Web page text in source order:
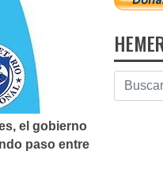
el gobierno
paso entre